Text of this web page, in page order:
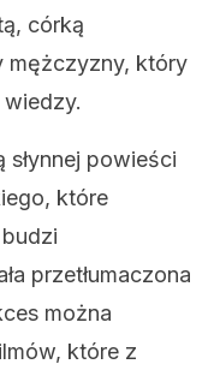
córką
mężczyzny, który
wiedzy.
słynnej powieści
które
przetłumaczona
można
które z